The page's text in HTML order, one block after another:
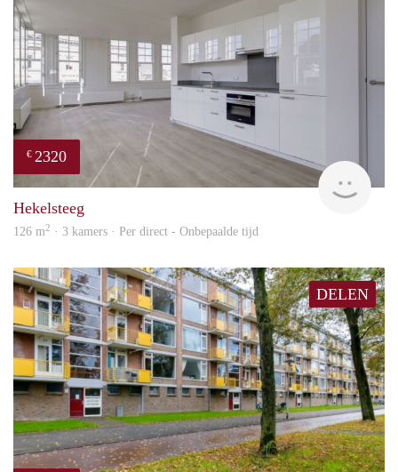
€ 2320
Hekelsteeg
126 m2 · 3 kamers · Per direct - Onbepaalde tijd
DELEN